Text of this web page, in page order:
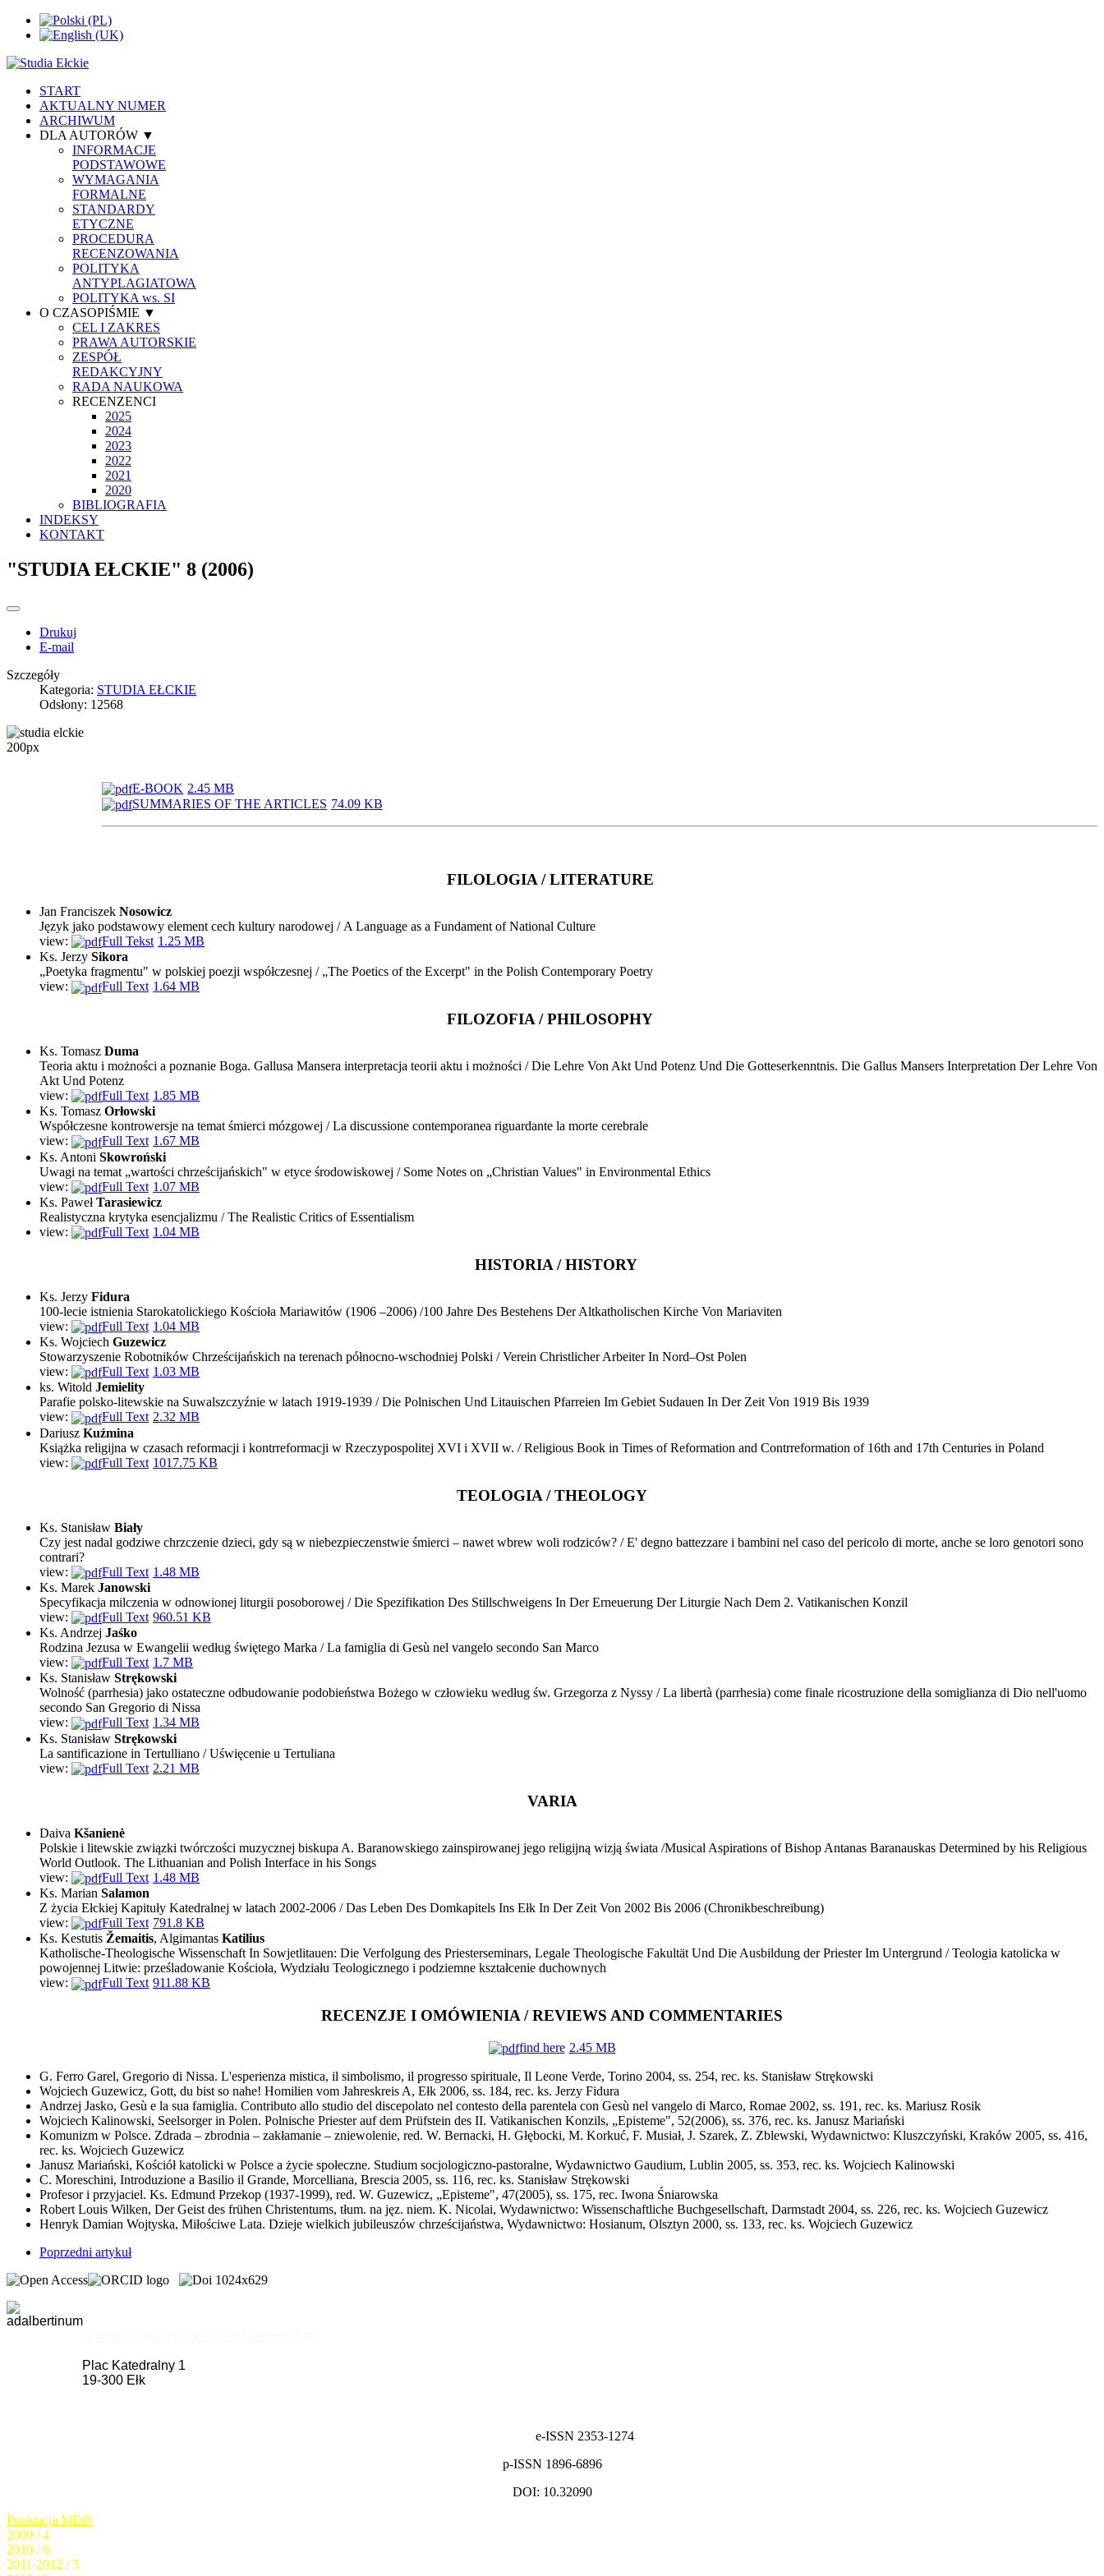
START
AKTUALNY NUMER
ARCHIWUM
DLA AUTORÓW ▼
INFORMACJE
PODSTAWOWE
WYMAGANIA
FORMALNE
STANDARDY
ETYCZNE
PROCEDURA
RECENZOWANIA
POLITYKA
ANTYPLAGIATOWA
POLITYKA ws. SI
O CZASOPIŚMIE ▼
CEL I ZAKRES
PRAWA AUTORSKIE
ZESPÓŁ
REDAKCYJNY
RADA NAUKOWA
RECENZENCI
2025
2024
2023
2022
2021
2020
BIBLIOGRAFIA
INDEKSY
KONTAKT
"STUDIA EŁCKIE" 8 (2006)
Drukuj
E-mail
Szczegóły
Kategoria: STUDIA EŁCKIE
Odsłony: 12568
E-BOOK 2.45 MB
SUMMARIES OF THE ARTICLES 74.09 KB
FILOLOGIA / LITERATURE
Jan Franciszek Nosowicz
Język jako podstawowy element cech kultury narodowej / A Language as a Fundament of National Culture
view:
Full Tekst 1.25 MB
Ks. Jerzy Sikora
„Poetyka fragmentu" w polskiej poezji współczesnej / „The Poetics of the Excerpt" in the Polish Contemporary Poetry
view:
Full Text 1.64 MB
FILOZOFIA / PHILOSOPHY
Ks. Tomasz Duma
Teoria aktu i możności a poznanie Boga. Gallusa Mansera interpretacja teorii aktu i możności / Die Lehre Von Akt Und Potenz Und Die Gotteserkenntnis. Die Gallus Mansers Interpretation Der Lehre Von
Akt Und Potenz
view:
Full Text 1.85 MB
Ks. Tomasz Orłowski
Współczesne kontrowersje na temat śmierci mózgowej / La discussione contemporanea riguardante la morte cerebrale
view:
Full Text 1.67 MB
Ks. Antoni Skowroński
Uwagi na temat „wartości chrześcijańskich" w etyce środowiskowej / Some Notes on „Christian Values" in Environmental Ethics
view:
Full Text 1.07 MB
Ks. PawełTarasiewicz
Realistyczna krytyka esencjalizmu / The Realistic Critics of Essentialism
view:
Full Text 1.04 MB
HISTORIA / HISTORY
Ks. Jerzy Fidura
100-lecie istnienia Starokatolickiego Kościoła Mariawitów (1906 –2006) /100 Jahre Des Bestehens Der Altkatholischen Kirche Von Mariaviten
view:
Full Text 1.04 MB
Ks. Wojciech Guzewicz
Stowarzyszenie Robotników Chrześcijańskich na terenach północno-wschodniej Polski / Verein Christlicher Arbeiter In Nord–Ost Polen
view:
Full Text 1.03 MB
ks. Witold Jemielity
Parafie polsko-litewskie na Suwalszczyźnie w latach 1919-1939 / Die Polnischen Und Litauischen Pfarreien Im Gebiet Sudauen In Der Zeit Von 1919 Bis 1939
view:
Full Text 2.32 MB
Dariusz Kuźmina
Książka religijna w czasach reformacji i kontrreformacji w Rzeczypospolitej XVI i XVII w. / Religious Book in Times of Reformation and Contrreformation of 16th and 17th Centuries in Poland
view:
Full Text 1017.75 KB
TEOLOGIA / THEOLOGY
Ks. Stanisław Biały
Czy jest nadal godziwe chrzczenie dzieci, gdy są w niebezpieczenstwie śmierci – nawet wbrew woli rodziców? / E' degno battezzare i bambini nel caso del pericolo di morte, anche se loro genotori sono
contrari?
view:
Full Text 1.48 MB
Ks. Marek Janowski
Specyfikacja milczenia w odnowionej liturgii posoborowej / Die Spezifikation Des Stillschweigens In Der Erneuerung Der Liturgie Nach Dem 2. Vatikanischen Konzil
view:
Full Text 960.51 KB
Ks. Andrzej Jaśko
Rodzina Jezusa w Ewangelii według świętego Marka / La famiglia di Gesù nel vangelo secondo San Marco
view:
Full Text 1.7 MB
Ks. Stanisław Strękowski
Wolność (parrhesia) jako ostateczne odbudowanie podobieństwa Bożego w człowieku według św. Grzegorza z Nyssy / La libertà (parrhesia) come finale ricostruzione della somiglianza di Dio nell'uomo
secondo San Gregorio di Nissa
view:
Full Text 1.34 MB
Ks. Stanisław Strękowski
La santificazione in Tertulliano / Uświęcenie u Tertuliana
view:
Full Text 2.21 MB
VARIA
Daiva Kšanienė
Polskie i litewskie związki twórczości muzycznej biskupa A. Baranowskiego zainspirowanej jego religijną wizją świata /Musical Aspirations of Bishop Antanas Baranauskas Determined by his Religious
World Outlook. The Lithuanian and Polish Interface in his Songs
view:
Full Text 1.48 MB
Ks. Marian Salamon
Z życia Ełckiej Kapituły Katedralnej w latach 2002-2006 / Das Leben Des Domkapitels Ins Ełk In Der Zeit Von 2002 Bis 2006 (Chronikbeschreibung)
view:
Full Text 791.8 KB
Ks. Kestutis Žemaitis, Algimantas Katilius
Katholische-Theologische Wissenschaft In Sowjetlitauen: Die Verfolgung des Priesterseminars, Legale Theologische Fakultät Und Die Ausbildung der Priester Im Untergrund / Teologia katolicka w
powojennej Litwie: prześladowanie Kościoła, Wydziału Teologicznego i podziemne kształcenie duchownych
view:
Full Text 911.88 KB
RECENZJE I OMÓWIENIA / REVIEWS AND COMMENTARIES
find here 2.45 MB
G. Ferro Garel, Gregorio di Nissa. L'esperienza mistica, il simbolismo, il progresso spirituale, Il Leone Verde, Torino 2004, ss. 254, rec. ks. Stanisław Strękowski
Wojciech Guzewicz, Gott, du bist so nahe! Homilien vom Jahreskreis A, Ełk 2006, ss. 184, rec. ks. Jerzy Fidura
Andrzej Jasko, Gesù e la sua famiglia. Contributo allo studio del discepolato nel contesto della parentela con Gesù nel vangelo di Marco, Romae 2002, ss. 191, rec. ks. Mariusz Rosik
Wojciech Kalinowski, Seelsorger in Polen. Polnische Priester auf dem Prüfstein des II. Vatikanischen Konzils, „Episteme", 52(2006), ss. 376, rec. ks. Janusz Mariański
Komunizm w Polsce. Zdrada – zbrodnia – zakłamanie – zniewolenie, red. W. Bernacki, H. Głębocki, M. Korkuć, F. Musiał, J. Szarek, Z. Zblewski, Wydawnictwo: Kluszczyński, Kraków 2005, ss. 416,
rec. ks. Wojciech Guzewicz
Janusz Mariański, Kościół katolicki w Polsce a życie społeczne. Studium socjologiczno-pastoralne, Wydawnictwo Gaudium, Lublin 2005, ss. 353, rec. ks. Wojciech Kalinowski
C. Moreschini, Introduzione a Basilio il Grande, Morcelliana, Brescia 2005, ss. 116, rec. ks. Stanisław Strękowski
Profesor i przyjaciel. Ks. Edmund Przekop (1937-1999), red. W. Guzewicz, „Episteme", 47(2005), ss. 175, rec. Iwona Śniarowska
Robert Louis Wilken, Der Geist des frühen Christentums, tłum. na jęz. niem. K. Nicolai, Wydawnictwo: Wissenschaftliche Buchgesellschaft, Darmstadt 2004, ss. 226, rec. ks. Wojciech Guzewicz
Henryk Damian Wojtyska, Miłościwe Lata. Dzieje wielkich jubileuszów chrześcijaństwa, Wydawnictwo: Hosianum, Olsztyn 2000, ss. 133, rec. ks. Wojciech Guzewicz
Poprzedni artykuł
Plac Katedralny 1
19-300 Ełk
e-ISSN 2353-1274
p-ISSN 1896-6896
DOI: 10.32090
Punktacja MEiN
2009 / 4
2010 / 6
2011-2012 / 5